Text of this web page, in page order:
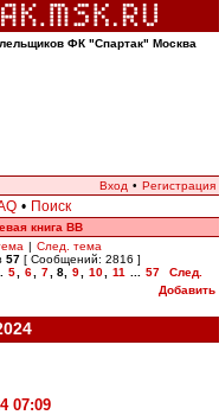
ФК "Спартак" Москва
Вход • Регистрация
• Поиск
книга ВВ
| След. тема
57 [ Сообщений: 2816 ]
5 6 7 8, 9 10 11 57
След.
Добавить
07:09